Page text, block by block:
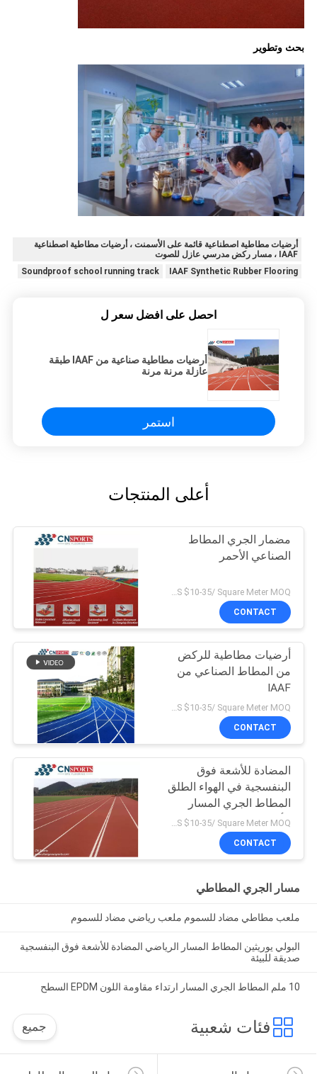
بحث وتطوير
أرضيات مطاطية اصطناعية قائمة على الأسمنت ، أرضيات مطاطية اصطناعية
IAAF ، مسار ركض مدرسي عازل للصوت
IAAF Synthetic Rubber Flooring
Soundproof school running track
احصل على افضل سعر ل
أرضيات مطاطية صناعية من IAAF طبقة
عازلة مرنة مرنة
استمر
أعلى المنتجات
مضمار الجري المطاط
الصناعي الأحمر
US $10-35/ Square Meter MOQ:/
CONTACT
أرضيات مطاطية للركض
من المطاط الصناعي من
IAAF
CONTACT
المضادة للأشعة فوق
البنفسجية في الهواء الطلق
المطاط الجري المسار
الأرضيات
CONTACT
مسار الجري المطاطي
ملعب مطاطي مضاد للسموم ملعب رياضي مضاد للسموم
البولي يوريثين المطاط المسار الرياضي المضادة للأشعة فوق البنفسجية
صديقة للبيئة
10 ملم المطاط الجري المسار ارتداء مقاومة اللون EPDM السطح
فئات شعبية جميع